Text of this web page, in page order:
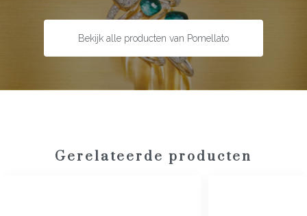
Bekijk alle producten van Pomellato
Gerelateerde producten